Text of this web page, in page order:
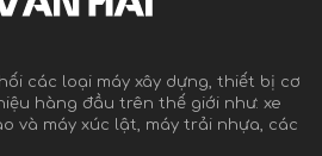
các loại máy xây dựng, thiết bị cơ
hàng đầu trên thế giới như: xe
và máy xúc lật, máy trải nhựa, các